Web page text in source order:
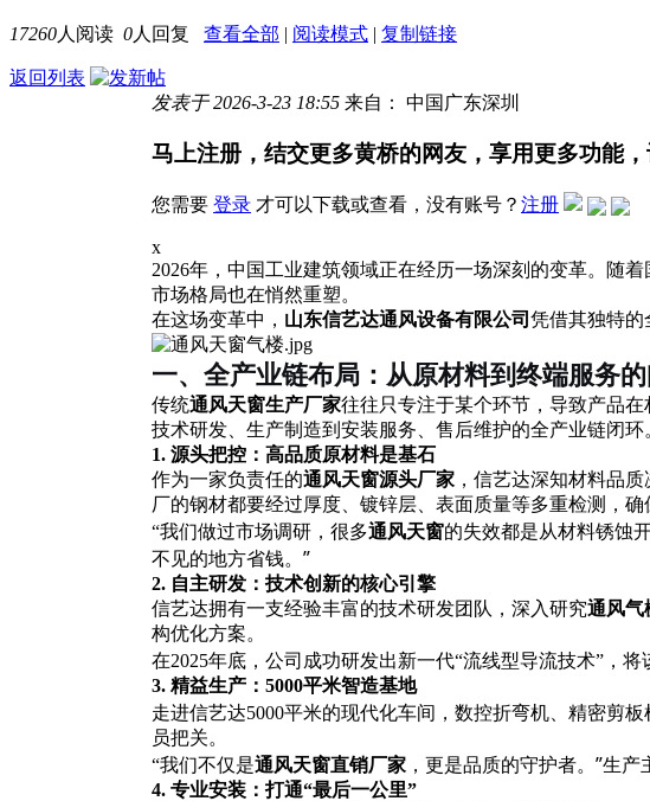
17260人阅读 0人回复 查看全部 阅读模式 复制链接
返回列表
发表于 2026-3-23 18:55 来自： 中国广东深圳
马上注册，结交更多黄桥的网友，享用更多功能，
您需要 登录 才可以下载或查看，没有账号？ 注册
x
2026年，中国工业建筑领域正在经历一场深刻的变革。随
市场格局也在悄然重塑。
在这场变革中， 山东信艺达通风设备有限公司 凭借其独特的
一、全产业链布局：从原材料到终端服务
传统通风天窗生产厂家往往只专注于某个环节，导致产品
技术研发、生产制造到安装服务、售后维护的全产业链闭环
1. 源头把控：高品质原材料是基石
作为一家负责任的通风天窗源头厂家 ，信艺达深知材料品
厂的钢材都要经过厚度、镀锌层、表面质量等多重检测，确
“我们做过市场调研，很多通风天窗的失效都是从材料锈蚀开
不见的地方省钱。”
2. 自主研发：技术创新的核心引擎
信艺达拥有一支经验丰富的技术研发团队，深入研究通风气
构优化方案。
在2025年底，公司成功研发出新一代“流线型导流技术”，将
3. 精益生产：5000平米智造基地
走进信艺达5000平米的现代化车间，数控折弯机、精密剪
员把关。
“我们不仅是通风天窗直销厂家 ，更是品质的守护者。 ”生产
4. 专业安装：打通“最后一公里”